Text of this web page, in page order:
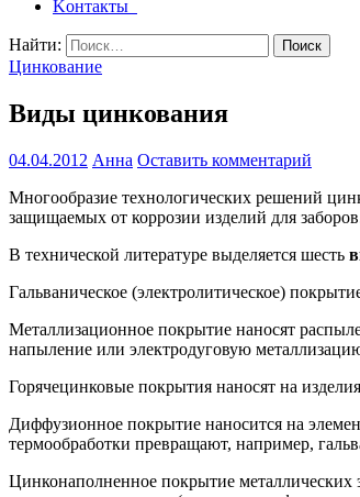
Kонтакты
Найти:
Цинкование
Виды цинкования
04.04.2012 Анна Оставить комментарий
Многообразие технологических решений
защищаемых от коррозии изделий для
В технической литературе выделяется шесть
Гальваническое (электролитическое)
Металлизационное покрытие наносят
напыление или электродуговую
Горячецинковые покрытия наносят на
Диффузионное покрытие наносится на
термообработки превращают, например,
Цинконаполненное покрытие металлических